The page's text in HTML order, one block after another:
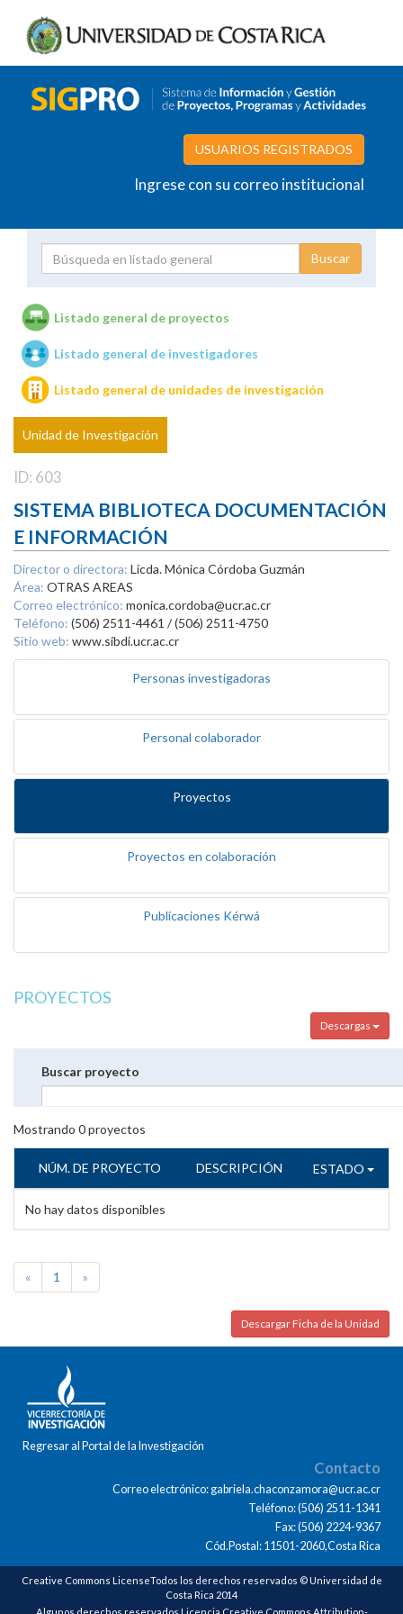
USUARIOS REGISTRADOS
Ingrese con su correo institucional
Unidades de investigación
Listado general de proyectos
Listado general de investigadores
Listado general de unidades de investigación
Unidad de Investigación
ID: 603
SISTEMA BIBLIOTECA DOCUMENTACIÓN
E INFORMACIÓN
Director o directora: Licda. Mónica Córdoba Guzmán
Área: OTRAS AREAS
Correo electrónico: monica.cordoba@ucr.ac.cr
Teléfono: (506) 2511-4461 / (506) 2511-4750
Sitio web: www.sibdi.ucr.ac.cr
Personas investigadoras
Personal colaborador
Proyectos
Proyectos en colaboración
Publicaciones Kérwá
PROYECTOS
Descargas
Buscar proyecto
Mostrando 0proyectos
NÚM. DE PROYECTO DESCRIPCIÓN ESTADO
No hay datos disponibles
« 1 »
Descargar Ficha de la Unidad
Regresar al Portal de la Investigación
Contacto
Correo electrónico: gabriela.chaconzamora@ucr.ac.cr
Teléfono: (506) 2511-1341
Fax: (506) 2224-9367
Cód.Postal: 11501-2060,Costa Rica
Creative Commons LicenseTodos los derechos reservados © Universidad de
Costa Rica 2014